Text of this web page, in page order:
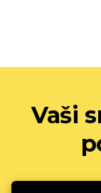
Vaši